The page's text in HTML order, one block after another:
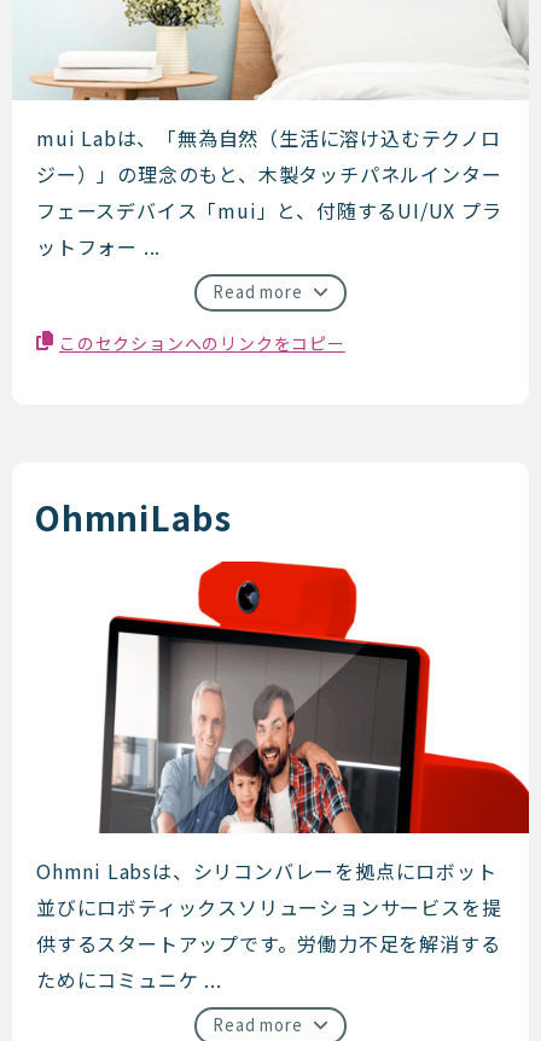
mui Lab
mui Labは、「無為自然（生活に溶け込むテクノロ
ジー）」の理念のもと、木製タッチパネルインター
フェースデバイス「mui」と、付随するUI/UX プラ
ットフォー ...
Read more
このセクションへのリンクをコピー
OhmniLabs
OhmniLabs
Ohmni Labsは、シリコンバレーを拠点にロボット
並びにロボティックスソリューションサービスを提
供するスタートアップです。労働力不足を解消する
ためにコミュニケ ...
Read more